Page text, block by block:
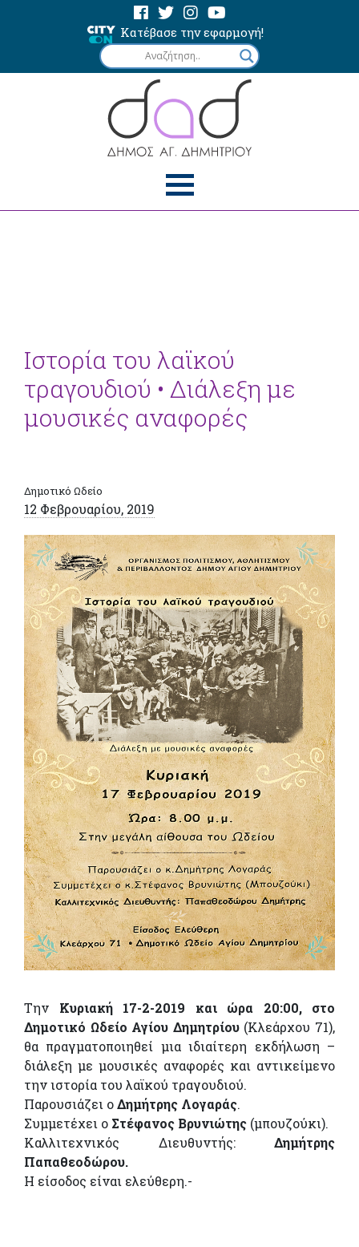
Κατέβασε την εφαρμογή!
Ιστορία του λαϊκού
τραγουδιού • Διάλεξη με
μουσικές αναφορές
Δημοτικό Ωδείο
12 Φεβρουαρίου, 2019
Την Κυριακή 17-2-2019 και ώρα 20:00, στο
Δημοτικό Ωδείο Αγίου Δημητρίου(Κλεάρχου 71),
θα πραγματοποιηθεί μια ιδιαίτερη εκδήλωση –
διάλεξη με μουσικές αναφορές και αντικείμενο
την ιστορία του λαϊκού τραγουδιού.
Παρουσιάζει οΔημήτρης Λογαράς.
Συμμετέχει ο Στέφανος Βρυνιώτης (μπουζούκι).
Καλλιτεχνικός Διευθυντής: Δημήτρης
Παπαθεοδώρου.
Η είσοδος είναι ελεύθερη.-